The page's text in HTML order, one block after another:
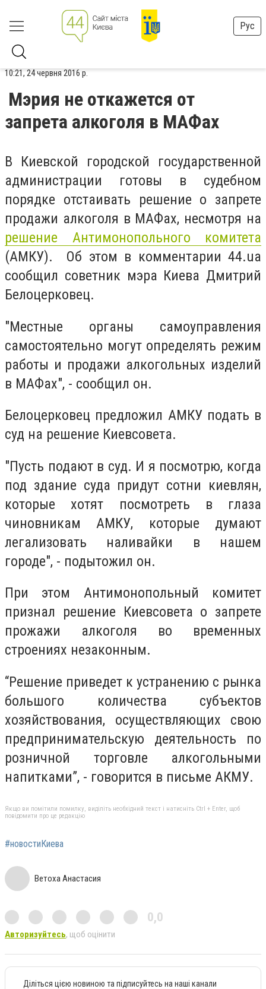
Рус
10:21, 24 червня 2016 р.
Мэрия не откажется от
запрета алкоголя в МАФах
В Киевской городской государственной
администрации готовы в судебном
порядке отстаивать решение о запрете
продажи алкоголя в МАФах, несмотря на
решение Антимонопольного комитета
(АМКУ). Об этом в комментарии 44.ua
сообщил советник мэра Киева Дмитрий
Белоцерковец.
"Местные органы самоуправления
самостоятельно могут определять режим
работы и продажи алкогольных изделий
в МАФах", - сообщил он.
Белоцерковец предложил АМКУ подать в
суд на решение Киевсовета.
"Пусть подают в суд. И я посмотрю, когда
под здание суда придут сотни киевлян,
которые хотят посмотреть в глаза
чиновникам АМКУ, которые думают
легализовать наливайки в нашем
городе", - подытожил он.
При этом Антимонопольный комитет
признал решение Киевсовета о запрете
прожажи алкоголя во временных
строениях незаконным.
“Решение приведет к устранению с рынка
большого количества субъектов
хозяйствования, осуществляющих свою
предпринимательскую деятельность по
розничной торговле алкогольными
напитками”, - говорится в письме АКМУ.
Якщо ви помітили помилку, виділіть необхідний текст і натисніть Ctrl + Enter, щоб
повідомити про це редакцію
#новостиКиева
Ветоха Анастасия
0,0
Авторизуйтесь, щоб оцінити
Діліться цією новиною та підписуйтесь на наші канали